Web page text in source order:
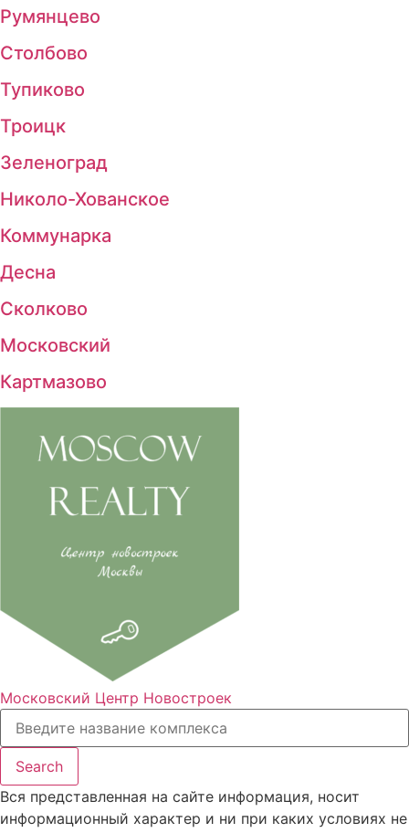
Румянцево
Столбово
Тупиково
Троицк
Зеленоград
Николо-Хованское
Коммунарка
Десна
Сколково
Московский
Картмазово
Московский Центр Новостроек
Search
Вся представленная на сайте информация, носит
информационный характер и ни при каких условиях не